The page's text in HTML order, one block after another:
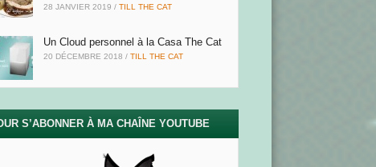
28 JANVIER 2019 /TILL THE CAT
Un Cloud personnel à la Casa The Cat
20 DÉCEMBRE 2018 /TILL THE CAT
S’ABONNER À MA CHAÎNE YOUTUBE